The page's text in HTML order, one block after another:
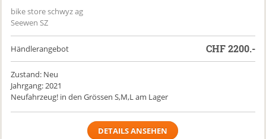
bike store schwyz ag
Seewen SZ
Händlerangebot CHF2200.-
Zustand: Neu
Jahrgang: 2021
Neufahrzeug! in den Grössen S,M,L am Lager
DETAILS ANSEHEN